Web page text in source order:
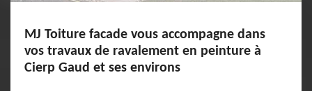
MJ Toiture facade vous accompagne dans
vos travaux de ravalement en peinture à
Cierp Gaud et ses environs